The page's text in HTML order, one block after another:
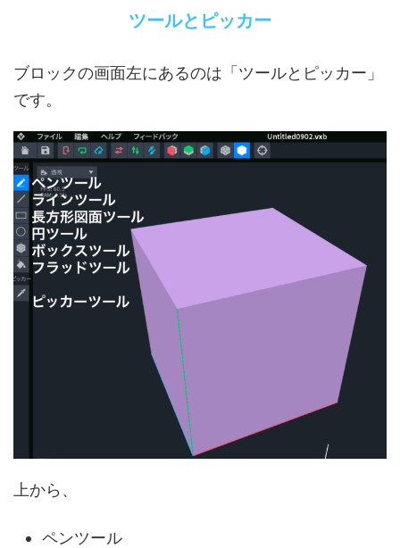
ツールとピッカー
ブロックの画面左にあるのは「ツールとピッカー」
です。
上から、
ペンツール